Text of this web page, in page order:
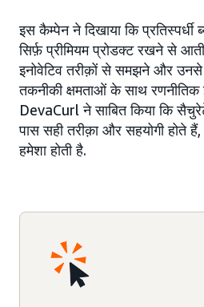
इस कैम्पेन ने दिखाया कि प्रतिस्पर्धी
सिर्फ़ प्रीमियम प्रोडक्ट रखने से
इनोवेटिव तरीक़ों से समझने और उनसे
तकनीकी क्षमताओं के साथ
DevaCurl ने साबित किया कि
पास सही तरीक़ा और सहयोगी होते
हमेशा होती है.